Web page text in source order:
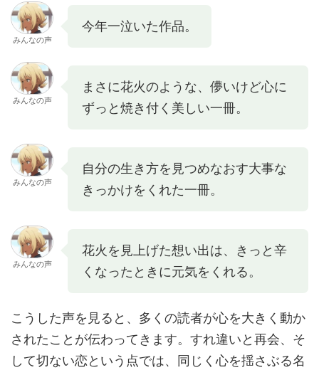
みんなの声
今年一泣いた作品。
みんなの声
まさに花火のような、儚いけど心に
ずっと焼き付く美しい一冊。
みんなの声
自分の生き方を見つめなおす大事な
きっかけをくれた一冊。
みんなの声
花火を見上げた想い出は、きっと辛
くなったときに元気をくれる。
こうした声を見ると、多くの読者が心を大きく動か
されたことが伝わってきます。すれ違いと再会、そ
して切ない恋という点では、同じく心を揺さぶる名